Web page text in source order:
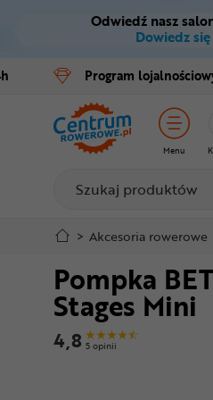
Menu
Informacje o
Do koszyka
Szczegółowe
Stopka
Mapa strony
Odwiedź nasz
Dowiedz
Program
Menu
Rowery
E-bike
Części
Akcesoria
Odzież
Kaski
Buty
> Akcesoria rowerowe
Pompka
Stages Mini
4,8 5 opinii